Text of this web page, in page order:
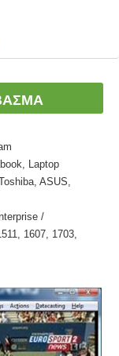
Laptop
ASUS,
/
1607, 1703,